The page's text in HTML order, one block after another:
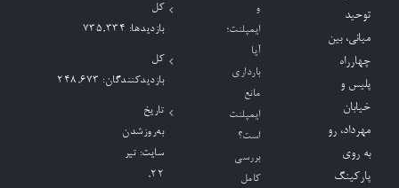
توحید
میانی، بین
چهارراه
پلیس و
خیابان
مهرداد، رو
به روی
پارکینگ
و
ایمپلنت؛
آیا
بارداری
مانع
ایمپلنت
است؟
بررسی
کامل
کل
بازدیدها: 735,334
کل
بازدیدکنند‌گان: 248,673
تاریخ
به‌روزشدن
سایت: تیر
۲۲,